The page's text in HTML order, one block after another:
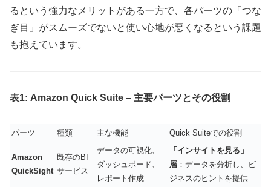
るという強力なメリットがある一方で、各パーツの「つな
ぎ目」がスムーズでないと使い心地が悪くなるという課題
も抱えています。
表1: Amazon Quick Suite – 主要パーツとその役割
パーツ 種類 主な機能 Quick Suiteでの役割
Amazon
QuickSight
既存のBI
サービス
データの可視化、
ダッシュボード、
レポート作成
「インサイトを見る」
層 ：データを分析し、ビ
ジネスのヒントを提供